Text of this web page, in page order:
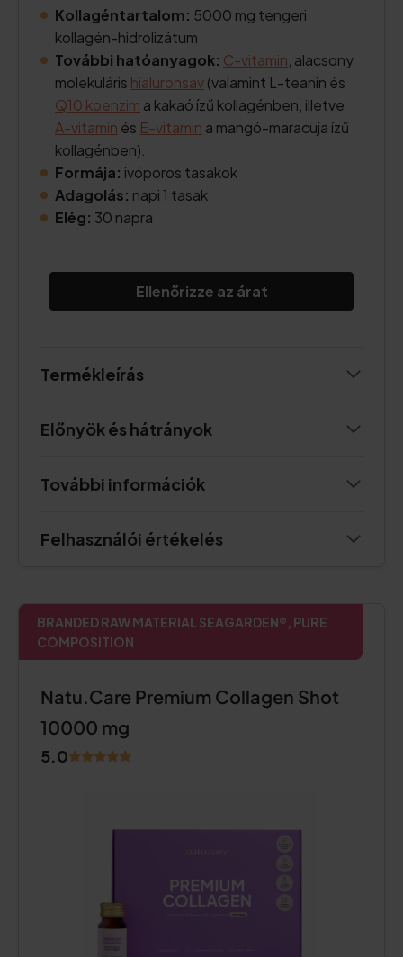
Kollagéntartalom: 5000 mg tengeri
kollagén-hidrolizátum
További hatóanyagok: C-vitamin , alacsony
molekuláris hialuronsav(valamint L-teanin és
Q10 koenzim a kakaó ízű kollagénben, illetve
A-vitamin és E-vitamin a mangó-maracuja ízű
kollagénben).
Formája: ivóporos tasakok
Adagolás: napi 1 tasak
Elég: 30 napra
Ellenőrizze az árat
Termékleírás
Előnyök és hátrányok
További információk
Felhasználói értékelés
BRANDED RAW MATERIAL SEAGARDEN®, PURE
COMPOSITION
Natu.Care Premium Collagen Shot
10000 mg
5.0